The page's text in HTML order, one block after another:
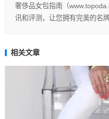
奢侈品女包指南（
讯和评测，让您拥有完美的名
相关文章